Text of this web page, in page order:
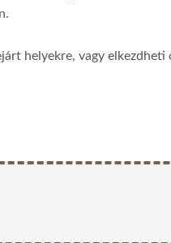
helyekre, vagy elkezdheti